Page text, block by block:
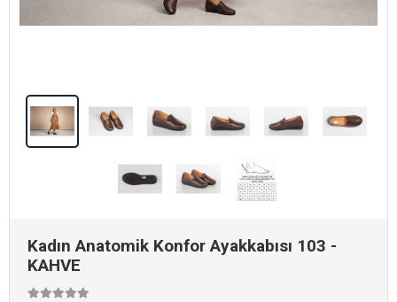
Kadın Anatomik Konfor Ayakkabısı 103 -
KAHVE